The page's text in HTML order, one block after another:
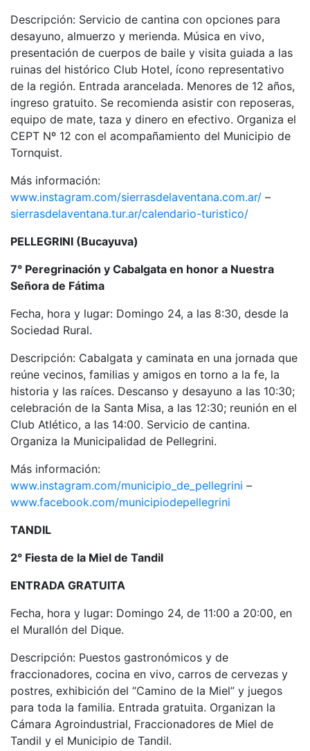
Descripción: Servicio de cantina con opciones para
desayuno, almuerzo y merienda. Música en vivo,
presentación de cuerpos de baile y visita guiada a las
ruinas del histórico Club Hotel, ícono representativo
de la región. Entrada arancelada. Menores de 12 años,
ingreso gratuito. Se recomienda asistir con reposeras,
equipo de mate, taza y dinero en efectivo. Organiza el
CEPT Nº 12 con el acompañamiento del Municipio de
Tornquist.
Más información:
www.instagram.com/sierrasdelaventana.com.ar/ –
sierrasdelaventana.tur.ar/calendario-turistico/
PELLEGRINI (Bucayuva)
7° Peregrinación y Cabalgata en honor a Nuestra
Señora de Fátima
Fecha, hora y lugar: Domingo 24, a las 8:30, desde la
Sociedad Rural.
Descripción: Cabalgata y caminata en una jornada que
reúne vecinos, familias y amigos en torno a la fe, la
historia y las raíces. Descanso y desayuno a las 10:30;
celebración de la Santa Misa, a las 12:30; reunión en el
Club Atlético, a las 14:00. Servicio de cantina.
Organiza la Municipalidad de Pellegrini.
Más información:
www.instagram.com/municipio_de_pellegrini –
www.facebook.com/municipiodepellegrini
TANDIL
2° Fiesta de la Miel de Tandil
ENTRADA GRATUITA
Fecha, hora y lugar: Domingo 24, de 11:00 a 20:00, en
el Murallón del Dique.
Descripción: Puestos gastronómicos y de
fraccionadores, cocina en vivo, carros de cervezas y
postres, exhibición del “Camino de la Miel” y juegos
para toda la familia. Entrada gratuita. Organizan la
Cámara Agroindustrial, Fraccionadores de Miel de
Tandil y el Municipio de Tandil.